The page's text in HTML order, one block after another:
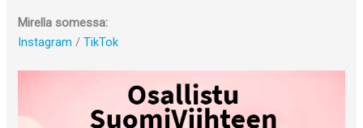
Mirella somessa:
Instagram /TikTok